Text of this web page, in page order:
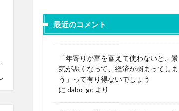
最近のコメント
「年寄りが富を蓄えて使わないと、景
気が悪くなって、経済が弱まってしま
う」って有り得ないでしょう
に dabo_gc より